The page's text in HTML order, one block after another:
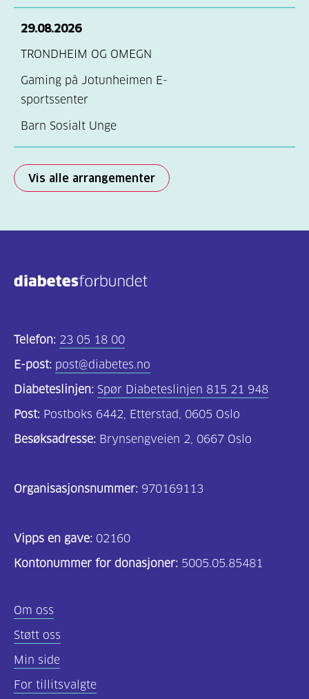
29.08.2026
TRONDHEIM OG OMEGN
Gaming på Jotunheimen E-
sportssenter
Barn Sosialt Unge
Vis alle arrangementer
Telefon: 23 05 18 00
E-post: post@diabetes.no
Diabeteslinjen: Spør Diabeteslinjen 815 21 948
Post: Postboks 6442, Etterstad, 0605 Oslo
Besøksadresse: Brynsengveien 2, 0667 Oslo
Organisasjonsnummer: 970169113
Vipps en gave: 02160
Kontonummer for donasjoner: 5005.05.85481
Om oss
Støtt oss
Min side
For tillitsvalgte